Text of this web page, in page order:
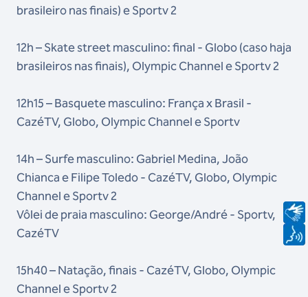
brasileiro nas finais) e Sportv 2
12h – Skate street masculino: final - Globo (caso haja
brasileiros nas finais), Olympic Channel e Sportv 2
12h15 – Basquete masculino: França x Brasil -
CazéTV, Globo, Olympic Channel e Sportv
14h – Surfe masculino: Gabriel Medina, João
Chianca e Filipe Toledo - CazéTV, Globo, Olympic
Channel e Sportv 2
Vôlei de praia masculino: George/André - Sportv,
CazéTV
15h40 – Natação, finais - CazéTV, Globo, Olympic
Channel e Sportv 2